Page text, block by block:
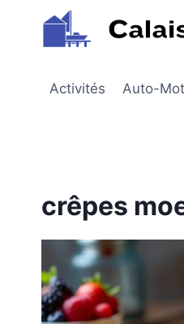
Activités Auto-
crêpes